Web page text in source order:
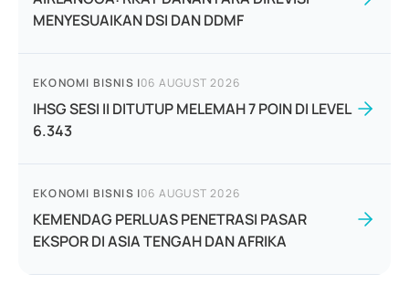
MENYESUAIKAN DSI DAN DDMF
EKONOMI BISNIS |06 AUGUST 2026
IHSG SESI II DITUTUP MELEMAH 7 POIN DI LEVEL
6.343
EKONOMI BISNIS |06 AUGUST 2026
KEMENDAG PERLUAS PENETRASI PASAR
EKSPOR DI ASIA TENGAH DAN AFRIKA